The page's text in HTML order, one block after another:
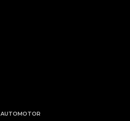
AUTOMOTOR